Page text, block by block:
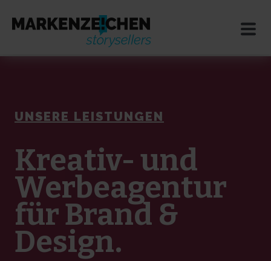
UNSERE LEISTUNGEN
Kreativ- und
Werbeagentur
für Brand &
Design.